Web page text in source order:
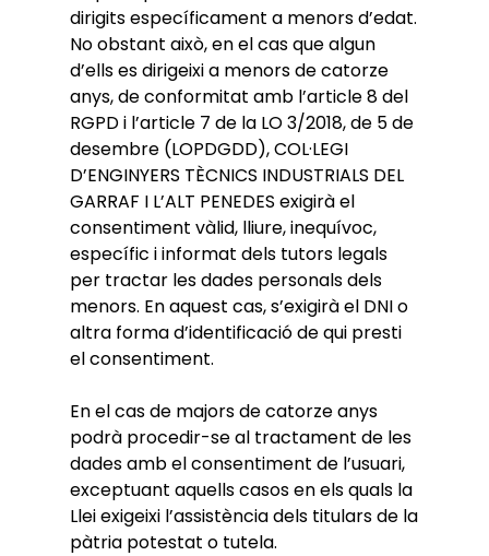
dirigits específicament a menors d’edat.
No obstant això, en el cas que algun
d’ells es dirigeixi a menors de catorze
anys, de conformitat amb l’article 8 del
RGPD i l’article 7 de la LO 3/2018, de 5 de
desembre (LOPDGDD), COL·LEGI
D’ENGINYERS TÈCNICS INDUSTRIALS DEL
GARRAF I L’ALT PENEDES exigirà el
consentiment vàlid, lliure, inequívoc,
específic i informat dels tutors legals
per tractar les dades personals dels
menors. En aquest cas, s’exigirà el DNI o
altra forma d’identificació de qui presti
el consentiment.
En el cas de majors de catorze anys
podrà procedir-se al tractament de les
dades amb el consentiment de l’usuari,
exceptuant aquells casos en els quals la
Llei exigeixi l’assistència dels titulars de la
pàtria potestat o tutela.